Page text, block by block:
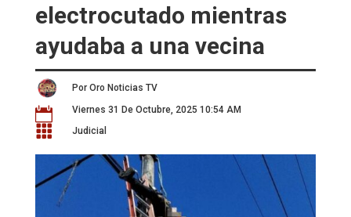
electrocutado mientras
ayudaba a una vecina
Por Oro Noticias TV
 Viernes 31 De Octubre, 2025 10:54 AM
 Judicial